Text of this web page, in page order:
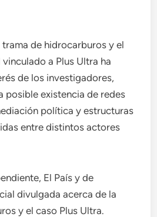
de hidrocarburos y el
a Plus Ultra ha
de los investigadores,
posible existencia de redes
política y estructuras
entre distintos actores
El País y de
divulgada acerca de la
y el caso Plus Ultra.